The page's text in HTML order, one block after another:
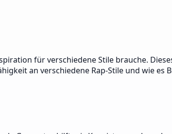
für verschiedene Stile brauche.
an verschiedene Rap-Stile und wie es